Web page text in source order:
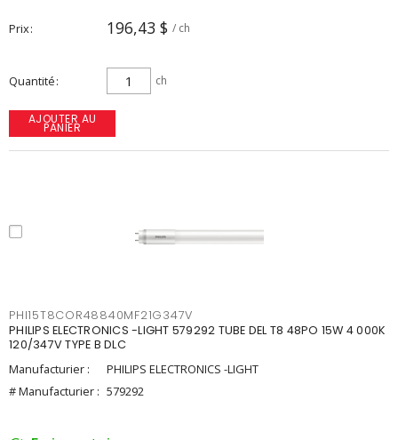
Prix 196,43 $ / ch
Quantité ch
AJOUTER AU
PANIER
PHI15T8COR48840MF21G347V
PHILIPS ELECTRONICS -LIGHT 579292 TUBE DEL T8 48PO 15W 4 000K
120/347V TYPE B DLC
Manufacturier :
PHILIPS ELECTRONICS -LIGHT
# Manufacturier : 579292